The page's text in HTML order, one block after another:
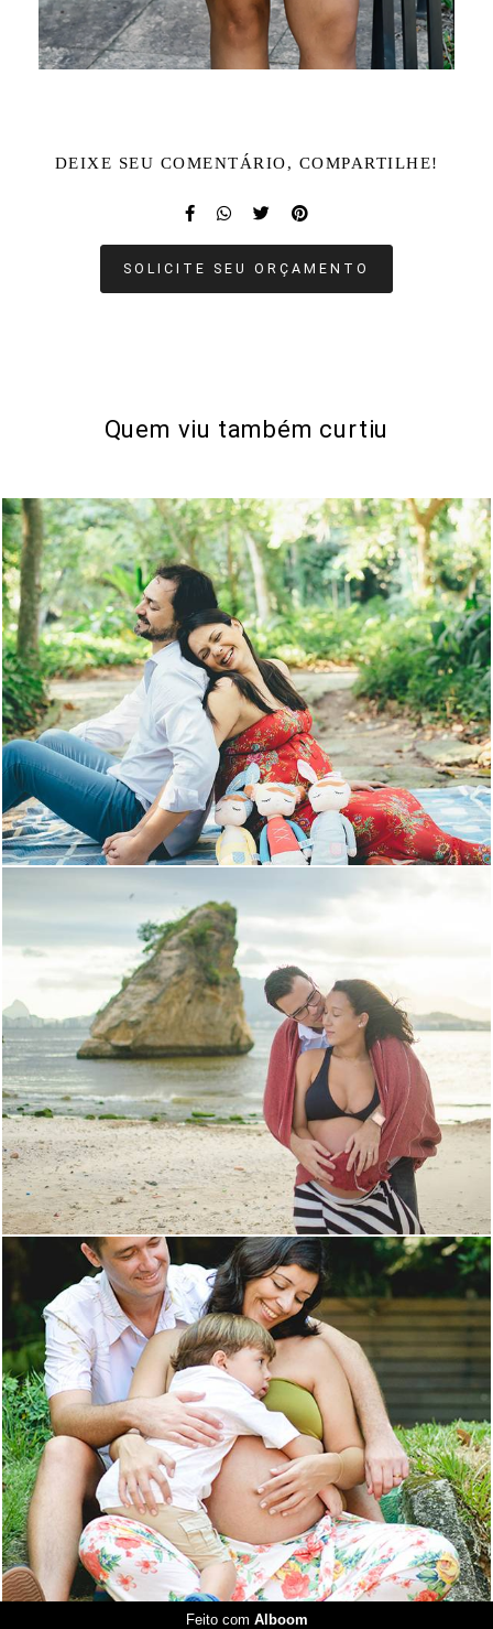
DEIXE SEU COMENTÁRIO, COMPARTILHE!
SOLICITE SEU ORÇAMENTO
Quem viu também curtiu
2367 2
2157 0
4406 0
Feito com Alboom